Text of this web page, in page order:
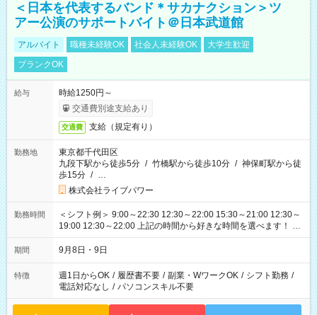
＜日本を代表するバンド＊サカナクション＞ツ
アー公演のサポートバイト＠日本武道館
アルバイト 職種未経験OK 社会人未経験OK
大学生歓迎
ブランクOK
給与
時給1250円～
交通費別途支給あり
交通費 支給（規定有り）
勤務地
東京都千代田区
九段下駅から徒歩5分 / 竹橋駅から徒歩10分 / 神保町駅から徒
歩15分 / …
株式会社ライブパワー
勤務時間
＜シフト例＞ 9:00～22:30 12:30～22:00 15:30～21:00 12:30～
19:00 12:30～22:00 上記の時間から好きな時間を選べます！ ※
時間は変更となる可能性があります
期間 9月8日・9日
特徴 週1日からOK / 履歴書不要 / 副業・WワークOK / シフト勤務 /
電話対応なし / パソコンスキル不要